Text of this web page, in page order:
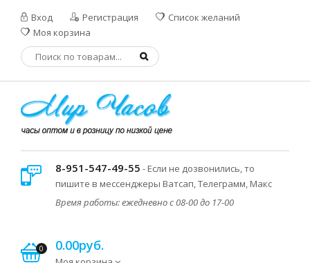
Вход Регистрация
Список желаний
Моя корзина
8-951-547-49-55 - Если не дозвонились, то
пишите в мессенджеры Ватсап, Телеграмм, Макс
Время работы: ежедневно с 08-00 до 17-00
0 0.00руб.